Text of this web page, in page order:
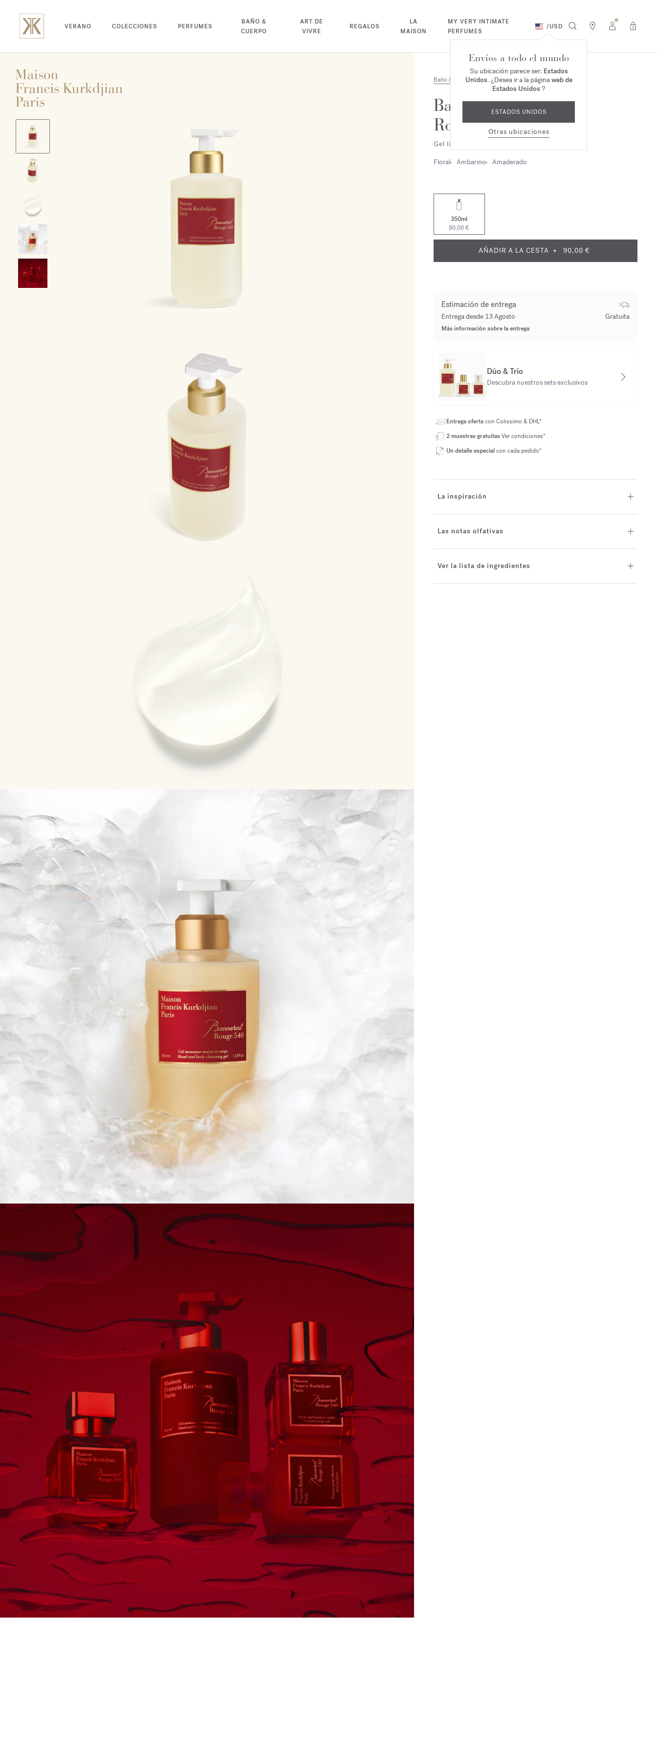
VERANO COLECCIONES PERFUMES
BAÑO &
CUERPO
ART DE
VIVRE
REGALOS
LA
MAISON
MY VERY INTIMATE
PERFUMES
/USD 0
Envíos a todo el mundo
Su ubicación parece ser: Estados
Unidos. ¿Desea ir a la páginaweb de
Estados Unidos ?
ESTADOS UNIDOS
Otras ubicaciones
Baño & Cuerpo
Baccarat
Rouge 540
Gel limpiador de manos & cuerpo
Floral
Ambarino Amaderado
350ml
90,00 €
AÑADIR A LA CESTA 90,00 €
Estimación de entrega
Entrega desde 13 Agosto Gratuita
Más información sobre la entrega
Dúo & Trío
Descubra nuestros sets exclusivos
Entrega ofertacon Colissimo & DHL*
2 muestras gratuitasVer condiciones*
Un detalle especialcon cada pedido*
La inspiración
Las notas olfativas
Ver la lista de ingredientes